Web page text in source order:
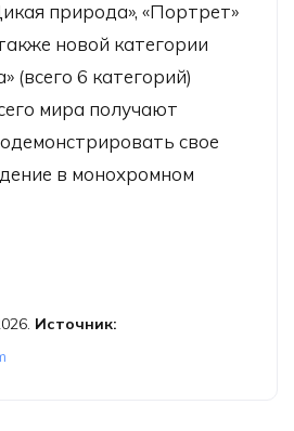
природа», «Портрет»
новой категории
(всего 6 категорий)
мира получают
свое
в монохромном
Black & White Photo
Источник: